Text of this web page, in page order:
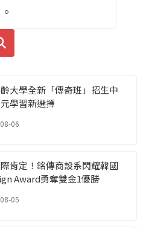
大學全新「傳奇班」招生中
學習新選擇
06
肯定！銘傳商設系閃耀韓國
Award勇奪雙金1優勝
05